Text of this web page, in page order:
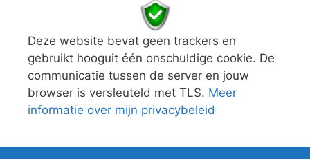
Deze website bevat geen trackers en
gebruikt hooguit één onschuldige cookie. De
communicatie tussen de server en jouw
browser is versleuteld met TLS. Meer
informatie over mijn privacybeleid